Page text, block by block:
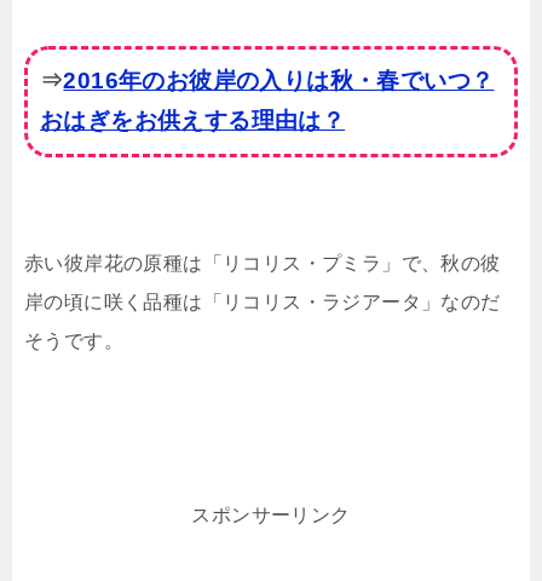
⇒2016年のお彼岸の入りは秋・春でいつ？
おはぎをお供えする理由は？
赤い彼岸花の原種は「リコリス・プミラ」で、秋の彼
岸の頃に咲く品種は「リコリス・ラジアータ」なのだ
そうです。
スポンサーリンク